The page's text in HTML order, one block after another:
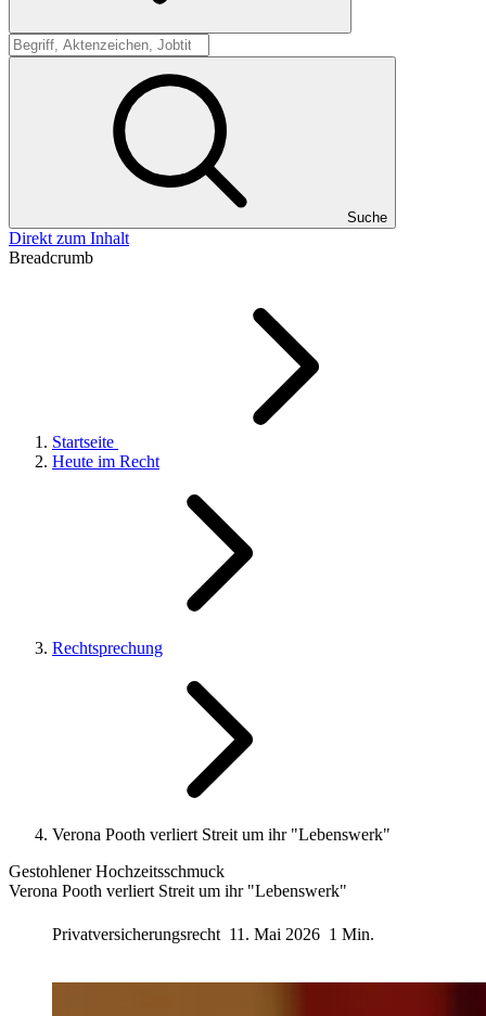
Suche
Suche
Direkt zum Inhalt
Breadcrumb
Startseite
Heute im Recht
Rechtsprechung
Verona Pooth verliert Streit um ihr "Lebenswerk"
Gestohlener Hochzeitsschmuck
Verona Pooth verliert Streit um ihr "Lebenswerk"
Privatversicherungsrecht 11. Mai 2026 1 Min.